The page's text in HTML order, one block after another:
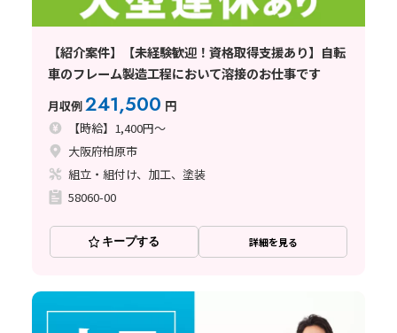
【紹介案件】【未経験歓迎！資格取得支援あり】自転
車のフレーム製造工程において溶接のお仕事です
月収例241,500 円
【時給】1,400円～
大阪府柏原市
組立・組付け、加工、塗装
58060-00
キープする 詳細を見る